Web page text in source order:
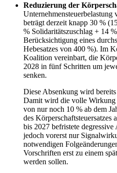
Reduzierung der
Unternehmensteuerbelastung
beträgt derzeit knapp 30 %
% Solidaritätszuschlag + 14
Berücksichtigung eines
Hebesatzes von 400 %). Im
Koalition vereinbart, die
2028 in fünf Schritten um
senken.
Diese Absenkung wird
Damit wird die volle Wirkung
von nur noch 10 % ab dem
des Körperschaftsteuersatzes
bis 2027 befristete
jedoch vorerst nur
notwendigen
Vorschriften erst zu einem
werden sollen.